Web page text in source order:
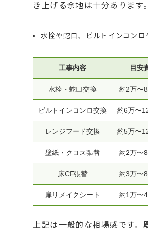
き上げる余地は十分あります。
水栓や蛇口、ビルトインコン
工事内容 目安
水栓・蛇口交換 約2万〜
ビルトインコンロ交換 約6万〜
レンジフード交換 約5万〜
壁紙・クロス張替 約2万〜
床CF張替 約3万〜
扉リメイクシート 約1万〜
上記は一般的な相場感です。